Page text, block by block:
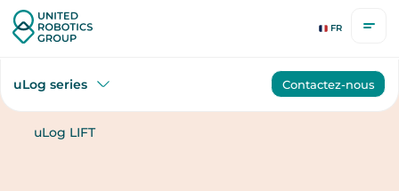
FR
uLog series Contactez-nous
uLog LIFT